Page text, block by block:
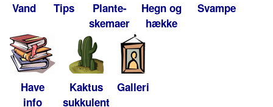
Vand Tips
Plante-
skemaer
Hegn og
hække
Svampe
Have
info
Kaktus
sukkulent
Galleri